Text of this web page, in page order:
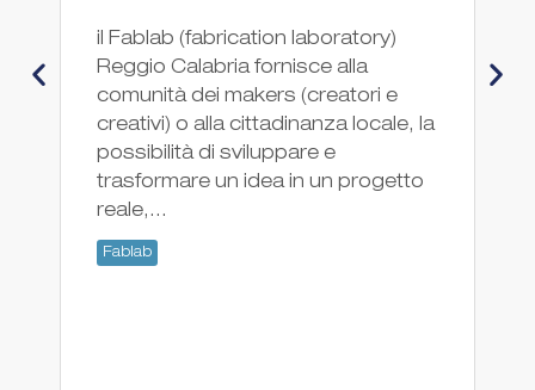
il Fablab (fabrication laboratory)
Reggio Calabria fornisce alla
comunità dei makers (creatori e
creativi) o alla cittadinanza locale, la
possibilità di sviluppare e
trasformare un idea in un progetto
reale,...
Fablab